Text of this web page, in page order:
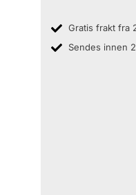
Gratis frakt fra
Sendes innen